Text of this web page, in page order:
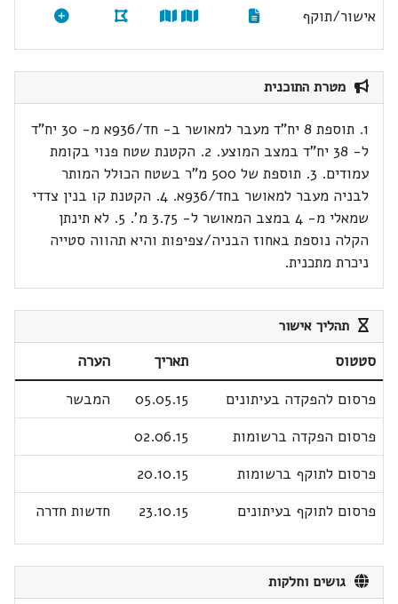
אישור/תוקף
מטרת התוכנית
1. תוספת 8 יח"ד מעבר למאושר ב- חד/936א מ- 30 יח"ד
ל- 38 יח"ד במצב המוצע. 2. הקטנת שטח פנוי בקומת
עמודים. 3. תוספת של 500 מ"ר בשטח הכולל המותר
לבניה מעבר למאושר בחד/936א. 4. הקטנת קו בנין צדדי
שמאלי מ- 4 במצב המאושר ל- 3.75 מ'. 5. לא תינתן
הקלה נוספת באחוז הבניה/צפיפות והיא תהווה סטייה
ניכרת מתכנית.
תהליך אישור
סטטוס תאריך
הערה
פרסום להפקדה בעיתונים
05.05.15
המבשר
פרסום הפקדה ברשומות
02.06.15
פרסום לתוקף ברשומות
20.10.15
פרסום לתוקף בעיתונים
23.10.15 חדשות חדרה
גושים וחלקות